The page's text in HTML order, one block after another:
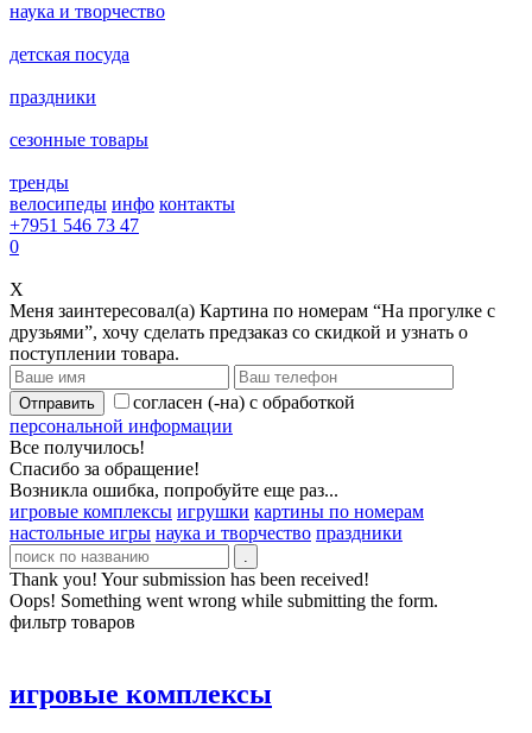
наука и творчество
детская посуда
праздники
сезонные товары
тренды
велосипеды инфо контакты
+7951 546 73 47
0
X
Меня заинтересовал(а) Картина по номерам “На прогулке с
друзьями”, хочу сделать предзаказ со скидкой и узнать о
поступлении товара.
согласен (-на) с обработкой
персональной информации
Все получилось!
Спасибо за обращение!
Возникла ошибка, попробуйте еще раз...
игровые комплексы игрушки картины по номерам
настольные игры наука и творчество праздники
Thank you! Your submission has been received!
Oops! Something went wrong while submitting the form.
фильтр товаров
игровые комплексы